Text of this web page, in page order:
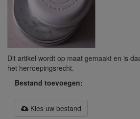
Dit artikel wordt op maat gemaakt en is
het herroepingsrecht.
Bestand toevoegen:
Kies uw bestand